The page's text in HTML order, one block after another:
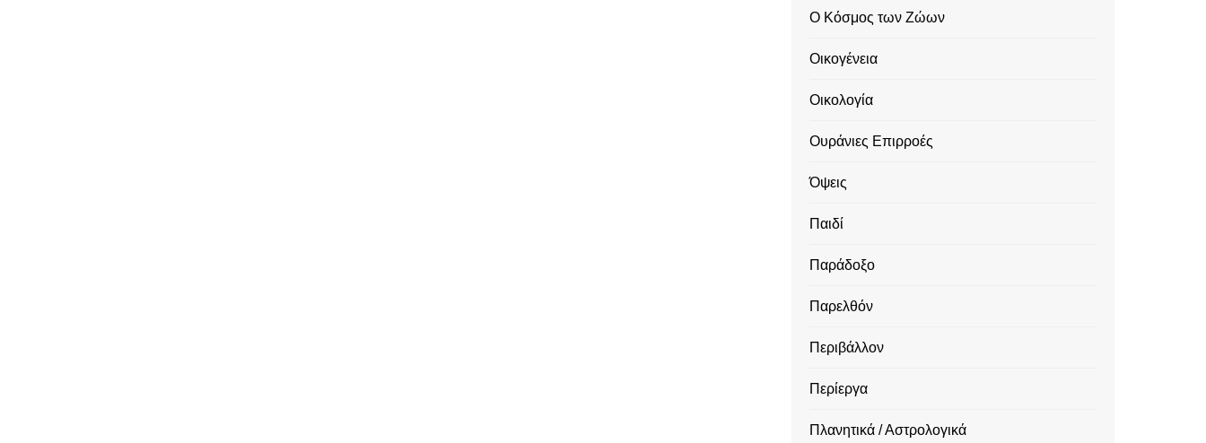
Ο Κόσμος των Ζώων
Οικογένεια
Οικολογία
Ουράνιες Επιρροές
Όψεις
Παιδί
Παράδοξο
Παρελθόν
Περιβάλλον
Περίεργα
Πλανητικά / Αστρολογικά